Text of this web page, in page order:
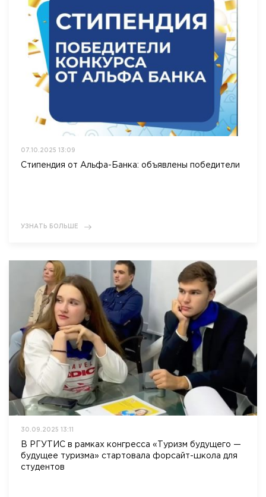
07.10.2025 13:09
Стипендия от Альфа-Банка: объявлены победители
УЗНАТЬ БОЛЬШЕ
30.09.2025 13:11
В РГУТИС в рамках конгресса «Туризм будущего —
будущее туризма» стартовала форсайт-школа для
студентов